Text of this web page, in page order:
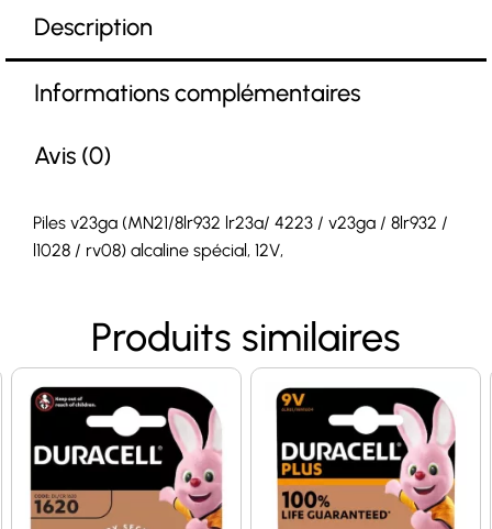
Description
Informations complémentaires
Avis (0)
Piles v23ga (MN21/8lr932 lr23a/ 4223 / v23ga / 8lr932 /
l1028 / rv08) alcaline spécial, 12V,
Produits similaires